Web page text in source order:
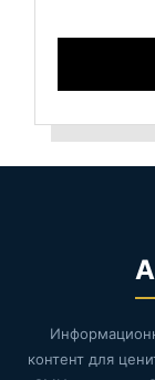
контент для